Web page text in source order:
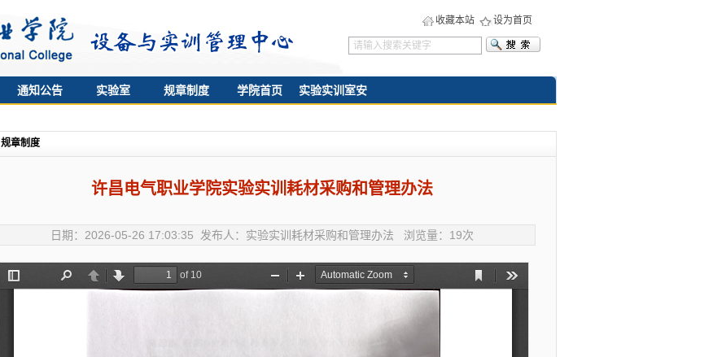
收藏本站 设为首页
通知公告 实验室 规章制度 学院首页 实验实训室安
规章制度
许昌电气职业学院实验实训耗材采购和管理办法
日期：2026-05-26 17:03:35 发布人：实验实训耗材采购和管理办法 浏览量： 19次